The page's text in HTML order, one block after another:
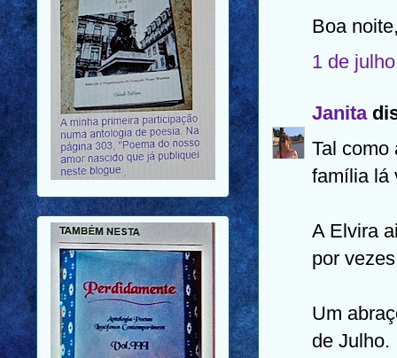
Boa
1 de
Janita
Tal como
família lá
A Elvira
por
Um
de Julho.